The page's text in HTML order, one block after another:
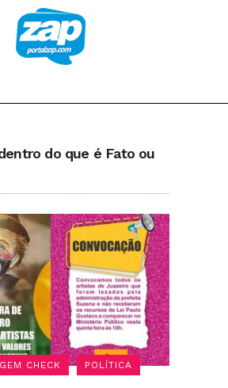
do que é Fato ou
CHECK POLÍTICA